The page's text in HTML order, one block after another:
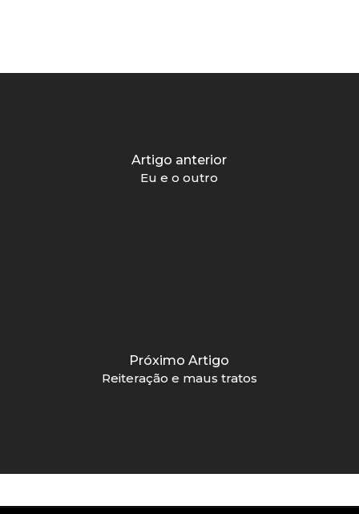
Artigo anterior
Eu e o outro
Próximo Artigo
Reiteração e maus tratos